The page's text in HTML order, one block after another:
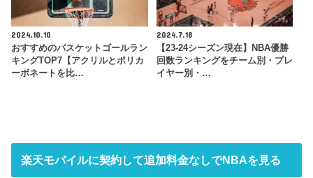
2024.10.10
おすすめのバスケットゴールラン
キングTOP7【アクリルとポリカ
ーボネートを比…
2024.7.18
【23-24シーズン現在】NBA優勝
回数ランキングをチーム別・プレ
イヤー別・…
楽天モバイルに契約して追加料金なしでNBAを見る